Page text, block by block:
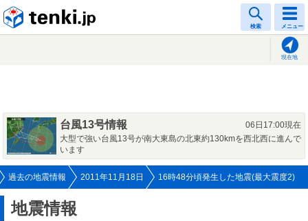
検索 メニュー
現在地
台風13号情報
06日17:00現在
大型で強い台風13号が南大東島の北東約130kmを西北西に進んで
います
過去の地震情報 2011年11月18日 16時48分頃発生した地震(最大震度2)
地震情報